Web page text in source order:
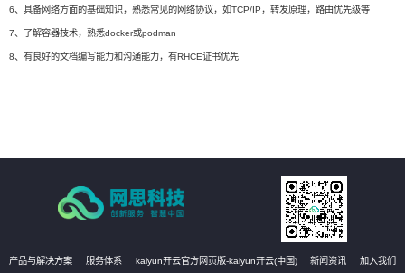
6、具备网络方面的基础知识，熟悉常见的网络协议，如TCP/IP，转发原理，路由优先级等
7、了解容器技术，熟悉docker或podman
8、有良好的文档编写能力和沟通能力，有RHCE证书优先
产品与解决方案 服务体系 kaiyun开云官方网页版-kaiyun开云(中国) 新闻资讯 加入我们